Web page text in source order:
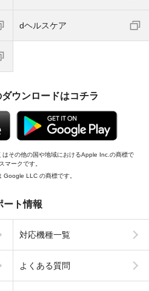
dヘルスケア
ウンロードはコチラ
その他の国や地域におけるApple Inc.の商標で
ークです。
LLC の商標です。
ート情報
対応機種一覧
よくある質問